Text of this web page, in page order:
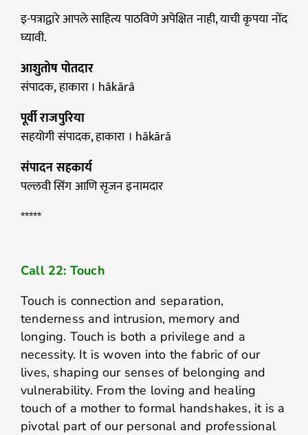
इ-पत्राद्वारे आपले साहित्य पाठविणे अपेक्षित नाही, याची कृपया नोंद
घ्यावी.
आशुतोष पोतदार
संपादक, हाकारा । hākārā
पूर्वी राजपुरिया
सहयोगी संपादक, हाकारा । hākārā
संपादन सहकार्य
पल्लवी सिंग आणि सृजन इनामदार
*****
Call 22: Touch
Touch is connection and separation,
tenderness and intrusion, memory and
longing. Touch is both a privilege and a
necessity. It is woven into the fabric of our
lives, shaping our senses of belonging and
vulnerability. From the loving and healing
touch of a mother to formal handshakes, it is a
pivotal part of our personal and professional